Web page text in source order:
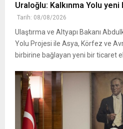
Uraloğlu: Kalkınma Yolu
Tarih: 08/08/2026
Ulaştırma ve Altyapı Bakanı
Yolu Projesi ile Asya, Körfez ve
birbirine bağlayan yeni bir ticaret